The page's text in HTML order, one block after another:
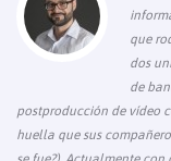
que
dos
de
postproducción de vídeo
huella que sus